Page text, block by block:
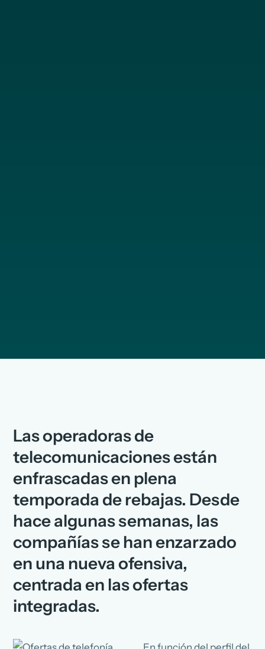
Las operadoras de
telecomunicaciones están
enfrascadas en plena
temporada de rebajas. Desde
hace algunas semanas, las
compañías se han enzarzado
en una nueva ofensiva,
centrada en las ofertas
integradas.